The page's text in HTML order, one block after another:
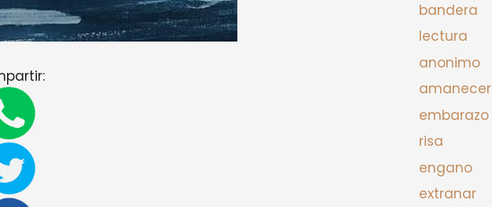
bandera
lectura
anonimo
amanecer
embarazo
risa
engano
extranar